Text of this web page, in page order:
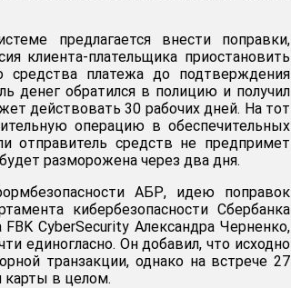
предлагается внести поправки,
клиента-плательщика приостановить
средства платежа до подтверждения
денег обратился в полицию и получил
действовать 30 рабочих дней. На тот
операцию в обеспечительных
отправитель средств не предпримет
разморожена через два дня.
АБР, идею поправок
кибербезопасности Сбербанка
CyberSecurity Александра Черненко,
единогласно. Он добавил, что исходно
транзакции, однако на встрече 27
карты в целом.